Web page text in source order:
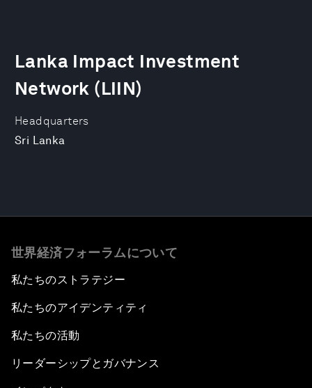
Headquarters
Sri Lanka
Lanka Impact Investment
Network (LIIN)
世界経済フォーラムについて
私たちのストラテジー
私たちのアイデンティティ
私たちの活動
リーダーシップとガバナンス